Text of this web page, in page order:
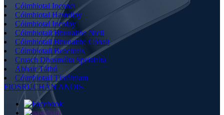
Cóimhiotal Inconel
Cóimhiotal Hastelloy
Cóimhiotal Incoloy
Cóimhiotail Bhunaithe Nicil
Cóimhiotail Bhunaithe Cóbalt
Cóimhiotail Beachtais
Cruach Dhosmálta Speisialta
Ábhair Táthú
Cóimhiotail Tíotáiniam
FIOSRÚCHÁN ANOIS